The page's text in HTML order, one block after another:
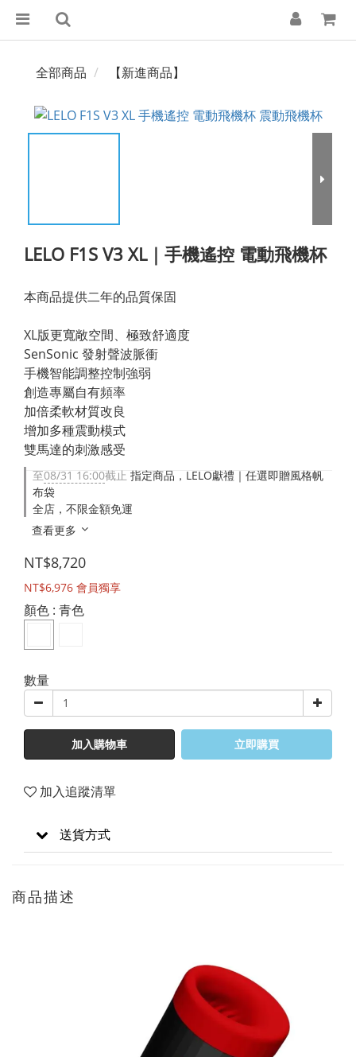
全部商品 【新進商品】
LELO F1S V3 XL｜手機遙控 電動飛機杯
本商品提供二年的品質保固
XL版更寬敞空間、極致舒適度
SenSonic 發射聲波脈衝
手機智能調整控制強弱
創造專屬自有頻率
加倍柔軟材質改良
增加多種震動模式
雙馬達的刺激感受
至08/31 16:00截止 指定商品，LELO獻禮｜任選即贈風格帆
布袋
全店，不限金額免運
查看更多
NT$8,720
NT$6,976 會員獨享
顏色 : 青色
數量
加入購物車 立即購買
加入追蹤清單
送貨方式
商品描述